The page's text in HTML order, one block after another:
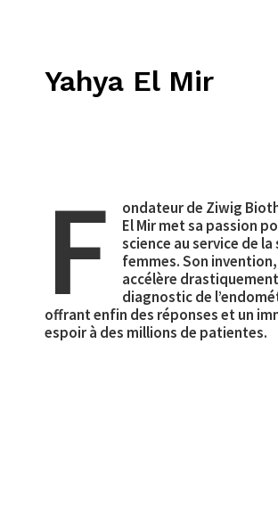
Yahya El Mir
F
ondateur de Ziwig
El Mir met sa passion
science au service de la
femmes. Son invention,
accélère
diagnostic de
offrant enfin des réponses et un
espoir à des millions de patientes.